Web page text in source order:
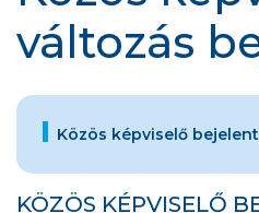
változás
Közös képviselő
KÖZÖS KÉPVISELŐ